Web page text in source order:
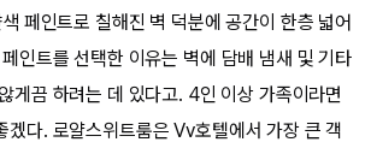
페인트로 칠해진 벽 덕분에 공간이 한층 넓어
인트를 선택한 이유는 벽에 담배 냄새 및 기타
게끔 하려는 데 있다고. 4인 이상 가족이라면
겠다. 로얄스위트룸은 Vv호텔에서 가장 큰 객